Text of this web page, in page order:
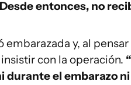
Desde entonces, no
embarazada y, al
con la operación.
durante el embarazo